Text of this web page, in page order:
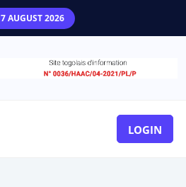
7 AUGUST 2026
LOGIN